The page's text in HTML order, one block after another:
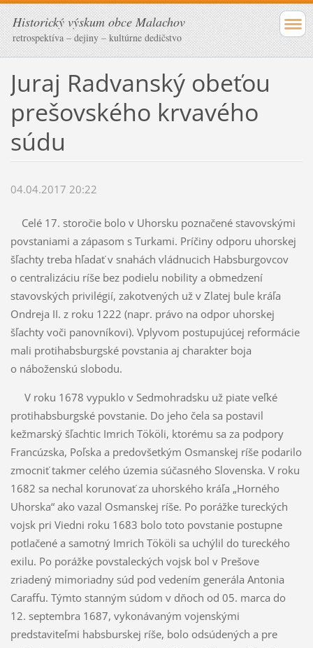
Historický výskum obce Malachov
retrospektíva – dejiny – kultúrne dedičstvo
Juraj Radvanský obeťou
prešovského krvavého
súdu
04.04.2017 20:22
Celé 17. storočie bolo v Uhorsku poznačené stavovskými
povstaniami a zápasom s Turkami. Príčiny odporu uhorskej
šľachty treba hľadať v snahách vládnucich Habsburgovcov
o centralizáciu ríše bez podielu nobility a obmedzení
stavovských privilégií, zakotvených už v Zlatej bule kráľa
Ondreja II. z roku 1222 (napr. právo na odpor uhorskej
šľachty voči panovníkovi). Vplyvom postupujúcej reformácie
mali protihabsburgské povstania aj charakter boja
o náboženskú slobodu.
V roku 1678 vypuklo v Sedmohradsku už piate veľké
protihabsburgské povstanie. Do jeho čela sa postavil
kežmarský šľachtic Imrich Tököli, ktorému sa za podpory
Francúzska, Poľska a predovšetkým Osmanskej ríše podarilo
zmocniť takmer celého územia súčasného Slovenska. V roku
1682 sa nechal korunovať za uhorského kráľa „Horného
Uhorska“ ako vazal Osmanskej ríše. Po porážke tureckých
vojsk pri Viedni roku 1683 bolo toto povstanie postupne
potlačené a samotný Imrich Tököli sa uchýlil do tureckého
exilu. Po porážke povstaleckých vojsk bol v Prešove
zriadený mimoriadny súd pod vedením generála Antonia
Caraffu. Týmto stanným súdom v dňoch od 05. marca do
12. septembra 1687, vykonávaným vojenskými
predstaviteľmi habsburskej ríše, bolo odsúdených a pre